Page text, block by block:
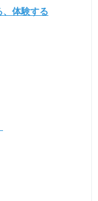
、体験する